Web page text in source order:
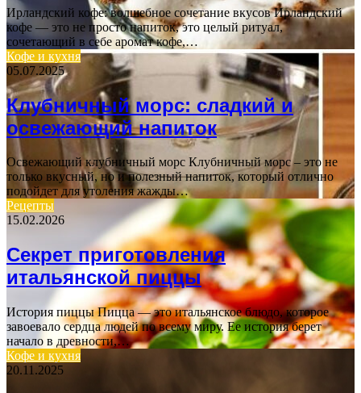
Ирландский кофе: волшебное сочетание вкусов Ирландский
кофе — это не просто напиток, это целый ритуал,
сочетающий в себе аромат кофе,…
Кофе и кухня
05.07.2025
Клубничный морс: сладкий и
освежающий напиток
Освежающий клубничный морс Клубничный морс – это не
только вкусный, но и полезный напиток, который отлично
подойдет для утоления жажды…
Рецепты
15.02.2026
Секрет приготовления
итальянской пиццы
История пиццы Пицца — это итальянское блюдо, которое
завоевало сердца людей по всему миру. Ее история берет
начало в древности,…
Кофе и кухня
20.11.2025